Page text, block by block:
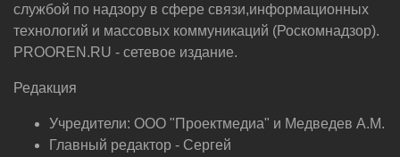
службой по надзору в сфере связи,информационных
технологий и массовых коммуникаций (Роскомнадзор).
PROOREN.RU - сетевое издание.
Редакция
Учредители: ООО "Проектмедиа" и Медведев А.М.
Главный редактор - Сергей